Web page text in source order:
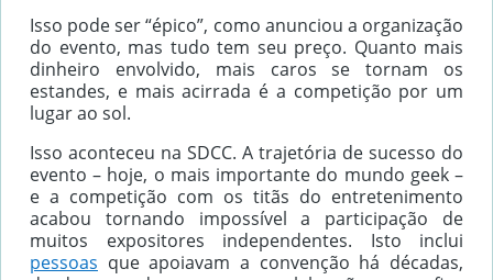
Isso pode ser “épico”, como anunciou a organização
do evento, mas tudo tem seu preço. Quanto mais
dinheiro envolvido, mais caros se tornam os
estandes, e mais acirrada é a competição por um
lugar ao sol.
Isso aconteceu na SDCC. A trajetória de sucesso do
evento – hoje, o mais importante do mundo geek –
e a competição com os titãs do entretenimento
acabou tornando impossível a participação de
muitos expositores independentes. Isto inclui
pessoas que apoiavam a convenção há décadas,